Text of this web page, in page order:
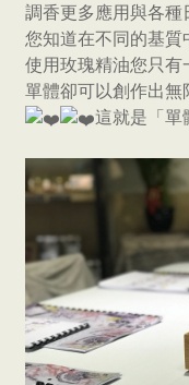
調香更多應用與各
您知道在不同的基質
使用玫瑰精油您只
單體卻可以創作出無
這就是「單